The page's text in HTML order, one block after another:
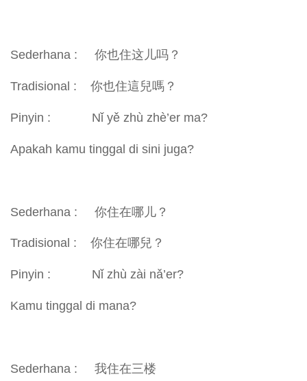
Sederhana : 你也住这儿吗？
Tradisional : 你也住這兒嗎？
Pinyin : Nǐ yě zhù zhè’er ma?
Apakah kamu tinggal di sini juga?
Sederhana : 你住在哪儿？
Tradisional : 你住在哪兒？
Pinyin : Nǐ zhù zài nǎ’er?
Kamu tinggal di mana?
Sederhana : 我住在三楼